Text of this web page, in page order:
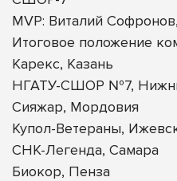
MVP: Виталий
Итоговое положение
Карекс, Казань
НГАТУ-СШОР №7,
Сияжар, Мордовия
Купол-Ветераны,
СНК-Легенда, Самара
Биокор, Пенза